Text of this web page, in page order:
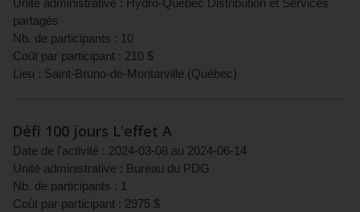
Unité administrative : Hydro-Québec Distribution et Services
partagés
Nb. de participants : 10
Coût par participant : 210 $
Lieu : Saint-Bruno-de-Montarville (Québec)
Défi 100 jours L'effet A
Date de l'activité : 2024-03-08 au 2024-06-14
Unité administrative : Bureau du PDG
Nb. de participants : 1
Coût par participant : 2975 $